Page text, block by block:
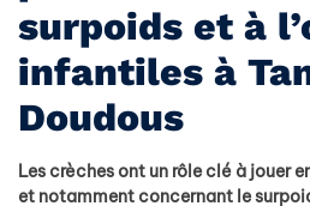
surpoids et à
infantiles à
Doudous
Les crèches ont un rôle clé à jouer
et notamment concernant le